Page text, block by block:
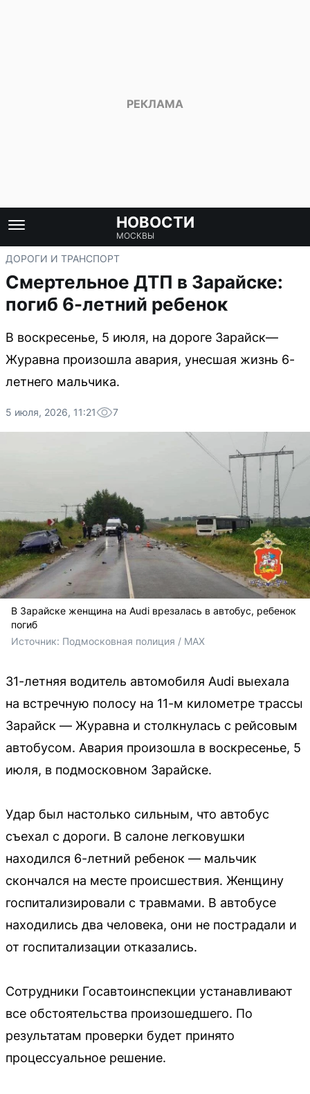
НОВОСТИ
МОСКВЫ
ДОРОГИ И ТРАНСПОРТ
Смертельное ДТП в Зарайске:
погиб 6-летний ребенок
В воскресенье, 5 июля, на дороге Зарайск—
Журавна произошла авария, унесшая жизнь 6-
летнего мальчика.
5 июля, 2026, 11:21 7
В Зарайске женщина на Audi врезалась в автобус, ребенок
погиб
Источник: Подмосковная полиция / MAX
31-летняя водитель автомобиля Audi выехала
на встречную полосу на 11-м километре трассы
Зарайск — Журавна и столкнулась с рейсовым
автобусом. Авария произошла в воскресенье, 5
июля, в подмосковном Зарайске.
Удар был настолько сильным, что автобус
съехал с дороги. В салоне легковушки
находился 6-летний ребенок — мальчик
скончался на месте происшествия. Женщину
госпитализировали с травмами. В автобусе
находились два человека, они не пострадали и
от госпитализации отказались.
Сотрудники Госавтоинспекции устанавливают
все обстоятельства произошедшего. По
результатам проверки будет принято
процессуальное решение.